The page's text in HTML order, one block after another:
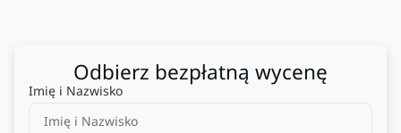
Odbierz bezpłatną wycenę
Imię i Nazwisko